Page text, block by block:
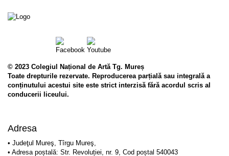
© 2023 Colegiul Național de Artă Tg. Mureș
Toate drepturile rezervate. Reproducerea parțială sau integrală a
conținutului acestui site este strict interzisă fără acordul scris al
conducerii liceului.
Adresa
• Judeţul Mureş, Tîrgu Mureş,
• Adresa poștală: Str. Revoluției, nr. 9, Cod poștal 540043